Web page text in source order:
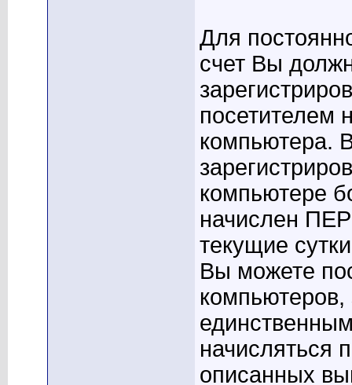
Для
счет Вы
посетителем
компьютера.
компьютере
начислен
текущие
Вы можете
начисляться
описанных